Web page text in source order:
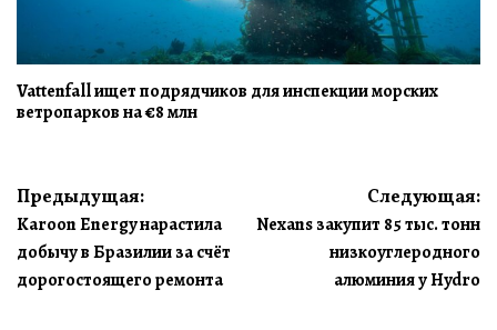
Vattenfall ищет подрядчиков для инспекции морских
ветропарков на €8 млн
Навигация
по
записям
Предыдущая:
Karoon Energy нарастила
добычу в Бразилии за счёт
дорогостоящего ремонта
Следующая:
Nexans закупит 85 тыс. тонн
низкоуглеродного
алюминия у Hydro